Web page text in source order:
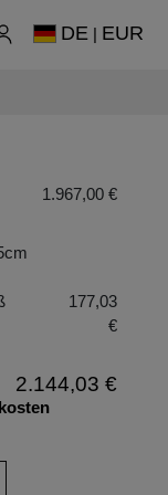
DE | EUR
1.967,00 €
177,03
€
2.144,03 €